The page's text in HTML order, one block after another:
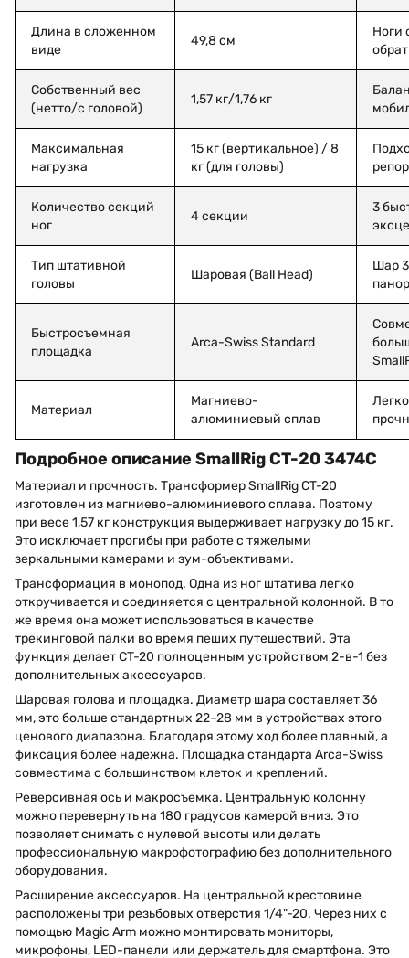
Длина в сложенном
виде
49,8 см
Ноги
Собственный вес
(нетто/с головой)
1,57 кг/1,76 кг
Максимальная
нагрузка
15 кг (вертикальное) / 8
кг (для головы)
Количество секций
ног
4 секции
3
Тип штативной
головы
Шаровая (Ball Head)
Шар
Быстросъемная
площадка
Arca-Swiss Standard
Материал
Магниево-
алюминиевый сплав
Подробное описание SmallRig CT-20 3474C
Материал и прочность. Трансформер SmallRig CT-20
изготовлен из магниево-алюминиевого сплава. Поэтому
при весе 1,57 кг конструкция выдерживает нагрузку до 15 кг.
Это исключает прогибы при работе с тяжелыми
зеркальными камерами и зум-объективами.
Трансформация в монопод. Одна из ног штатива легко
откручивается и соединяется с центральной колонной. В то
же время она может использоваться в качестве
трекинговой палки во время пеших путешествий. Эта
функция делает CT-20 полноценным устройством 2-в-1 без
дополнительных аксессуаров.
Шаровая голова и площадка. Диаметр шара составляет 36
мм, это больше стандартных 22–28 мм в устройствах этого
ценового диапазона. Благодаря этому ход более плавный, а
фиксация более надежна. Площадка стандарта Arca-Swiss
совместима с большинством клеток и креплений.
Реверсивная ось и макросъемка. Центральную колонну
можно перевернуть на 180 градусов камерой вниз. Это
позволяет снимать с нулевой высоты или делать
профессиональную макрофотографию без дополнительного
оборудования.
Расширение аксессуаров. На центральной крестовине
расположены три резьбовых отверстия 1/4"-20. Через них с
помощью Magic Arm можно монтировать мониторы,
микрофоны, LED-панели или держатель для смартфона. Это